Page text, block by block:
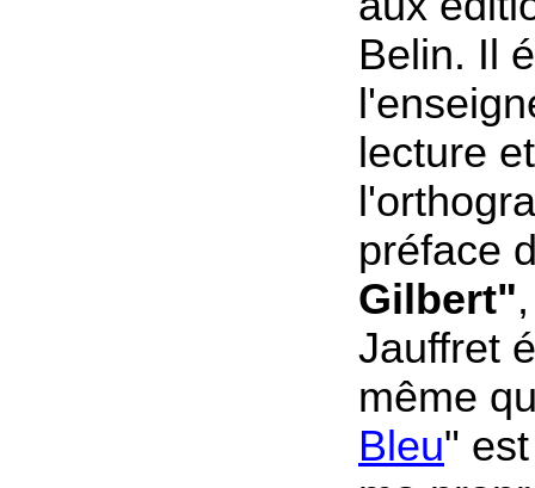
Belin. Il
lecture
préface
Gilbert"
Jauffret
même
Bleu"